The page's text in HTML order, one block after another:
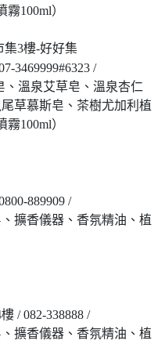
100ml）
集3樓-好好集
3469999#6323 /
、溫泉艾草皂、溫泉杏仁
草慕斯皂、茶樹尤加利植
100ml）
889909 /
擴香儀器、香氛精油、植
/ 082-338888 /
擴香儀器、香氛精油、植